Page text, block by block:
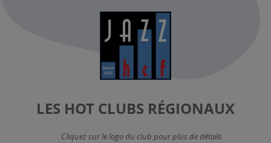
LES HOT CLUBS RÉGIONAUX
Cliquez sur le logo du club pour plus de détails